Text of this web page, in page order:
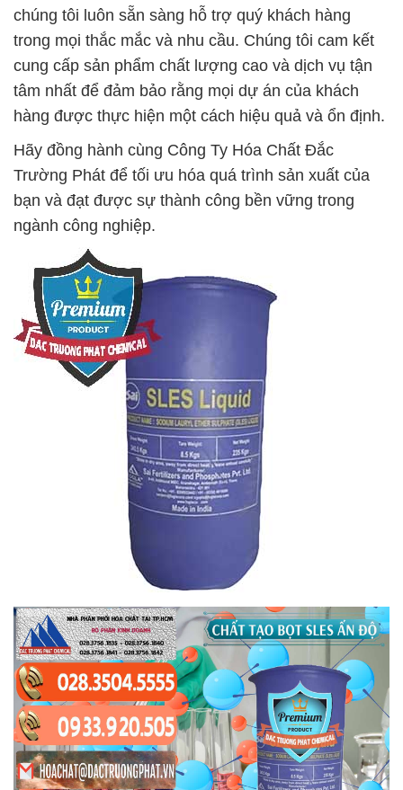
chúng tôi luôn sẵn sàng hỗ trợ quý khách hàng
trong mọi thắc mắc và nhu cầu. Chúng tôi cam kết
cung cấp sản phẩm chất lượng cao và dịch vụ tận
tâm nhất để đảm bảo rằng mọi dự án của khách
hàng được thực hiện một cách hiệu quả và ổn định.
Hãy đồng hành cùng Công Ty Hóa Chất Đắc
Trường Phát để tối ưu hóa quá trình sản xuất của
bạn và đạt được sự thành công bền vững trong
ngành công nghiệp.